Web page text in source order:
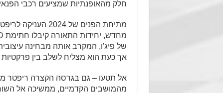
חלק מהאופנתיות שמציעים רכבי
מתיחת הפנים של
של פיג'ו, המקרב אותה מבחינה
אך כעת הוא מצליח לשלב בין פרקטיות
אל תטעו – גם בגרסה הקצרה ריפטר
מהמושבים הקדמיים, ממשיכה אל